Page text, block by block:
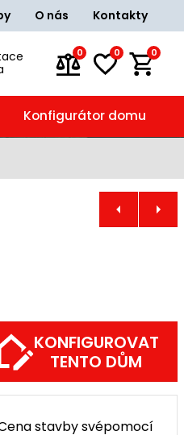
O nás Kontakty
0 0 0
Konfigurátor domu
KONFIGUROVAT
TENTO DŮM
stavby svépomocí